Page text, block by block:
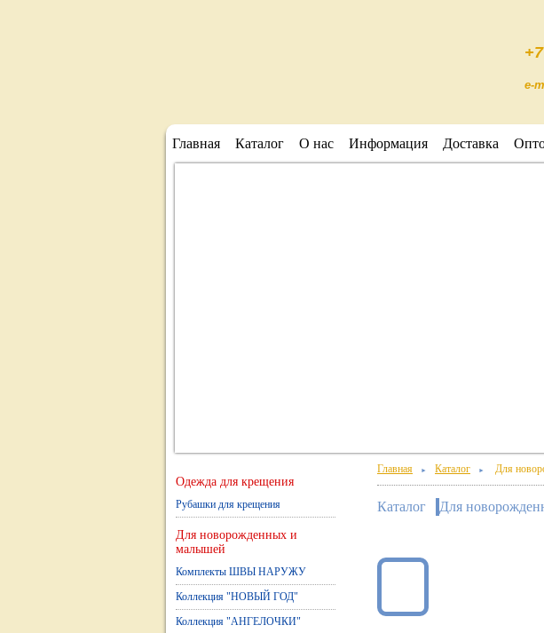
e-
Главная Каталог О нас Информация Доставка
Одежда для крещения
Рубашки для крещения
Для новорожденных и
малышей
Комплекты ШВЫ НАРУЖУ
Коллекция "НОВЫЙ ГОД"
Коллекция "АНГЕЛОЧКИ"
Главная ► Каталог ► Для
Каталог Для